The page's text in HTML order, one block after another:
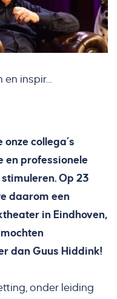
Leren en inspireren met Guus Hiddink bij VB Academy
collega’s
en professionele
Op 23
daarom een
in Eindhoven,
dan Guus Hiddink!
onder leiding